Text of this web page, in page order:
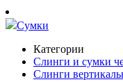
Сумки
Категории
Слинги и сумки
Слинги